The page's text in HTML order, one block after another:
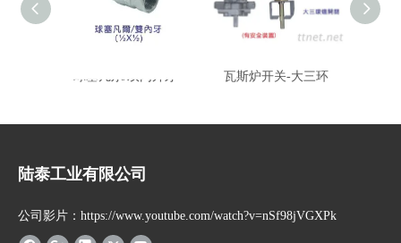
瓦斯炉开关-大三环
陆泰工业有限公司
公司影片：https://www.youtube.com/watch?v=nSf98jVGXPk